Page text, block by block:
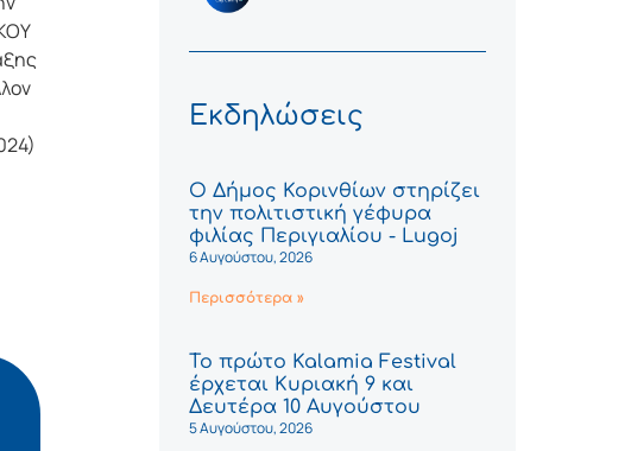
Εκδηλώσεις
Ο Δήμος Κορινθίων στηρίζει
την πολιτιστική γέφυρα
φιλίας Περιγιαλίου - Lugoj
6 Αυγούστου, 2026
Περισσότερα »
Το πρώτο Kalamia Festival
έρχεται Κυριακή 9 και
Δευτέρα 10 Αυγούστου
5 Αυγούστου, 2026